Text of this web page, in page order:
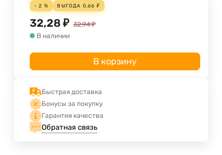
- 2 % ВЫГОДА 0,66 ₽
32,28 ₽ 32,94₽
В наличии
В корзину
Быстрая доставка
Бонусы за покупку
Гарантия качества
Обратная связь